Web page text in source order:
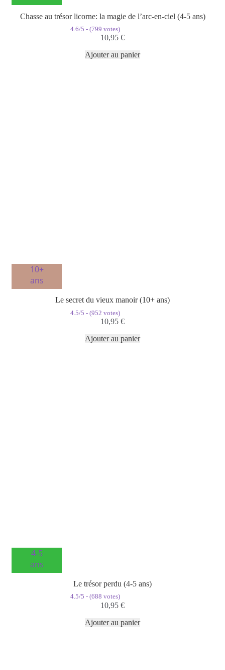
Chasse au trésor licorne: la magie de l’arc-en-ciel (4-5 ans)
4.6/5 - (799 votes)
10,95 €
Ajouter au panier
10+
ans
Le secret du vieux manoir (10+ ans)
4.5/5 - (952 votes)
10,95 €
Ajouter au panier
4-5
ans
Le trésor perdu (4-5 ans)
4.5/5 - (688 votes)
10,95 €
Ajouter au panier